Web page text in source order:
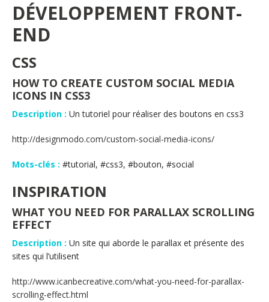
DÉVELOPPEMENT FRONT-
END
CSS
HOW TO CREATE CUSTOM SOCIAL MEDIA
ICONS IN CSS3
Description : Un tutoriel pour réaliser des boutons en css3
http://designmodo.com/custom-social-media-icons/
Mots-clés : #tutorial, #css3, #bouton, #social
INSPIRATION
WHAT YOU NEED FOR PARALLAX SCROLLING
EFFECT
Description : Un site qui aborde le parallax et présente des
sites qui l’utilisent
http://www.icanbecreative.com/what-you-need-for-parallax-
scrolling-effect.html